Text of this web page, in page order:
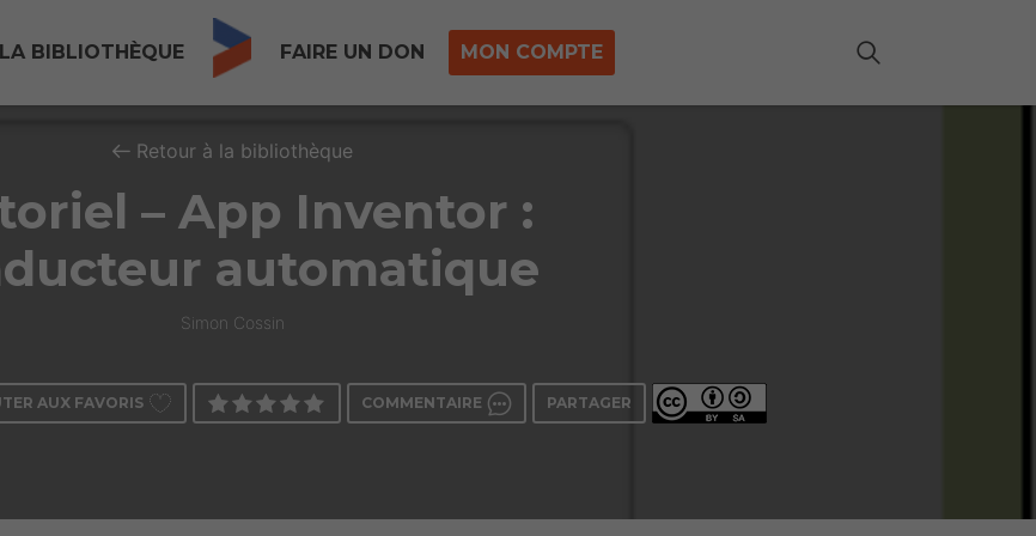
LA BIBLIOTHÈQUE FAIRE UN DON MON COMPTE
Retour à la bibliothèque
– App Inventor :
automatique
Simon Cossin
AUX FAVORIS COMMENTAIRE PARTAGER